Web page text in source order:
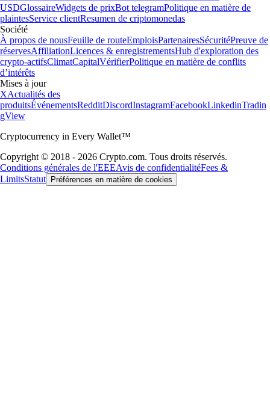
USDGlossaireWidgets de prixBot telegramPolitique en matière de
plaintesService clientResumen de criptomonedas
Société
À propos de nousFeuille de routeEmploisPartenairesSécuritéPreuve de
réservesAffiliationLicences & enregistrementsHub d'exploration des
crypto-actifsClimatCapitalVérifierPolitique en matière de conflits
d’intérêts
Mises à jour
XActualités des
produitsÉvénementsRedditDiscordInstagramFacebookLinkedinTradin
gView
Cryptocurrency in Every Wallet™
Copyright © 2018 - 2026 Crypto.com. Tous droits réservés.
Conditions générales de l'EEEAvis de confidentialitéFees &
LimitsStatut Préférences en matière de cookies